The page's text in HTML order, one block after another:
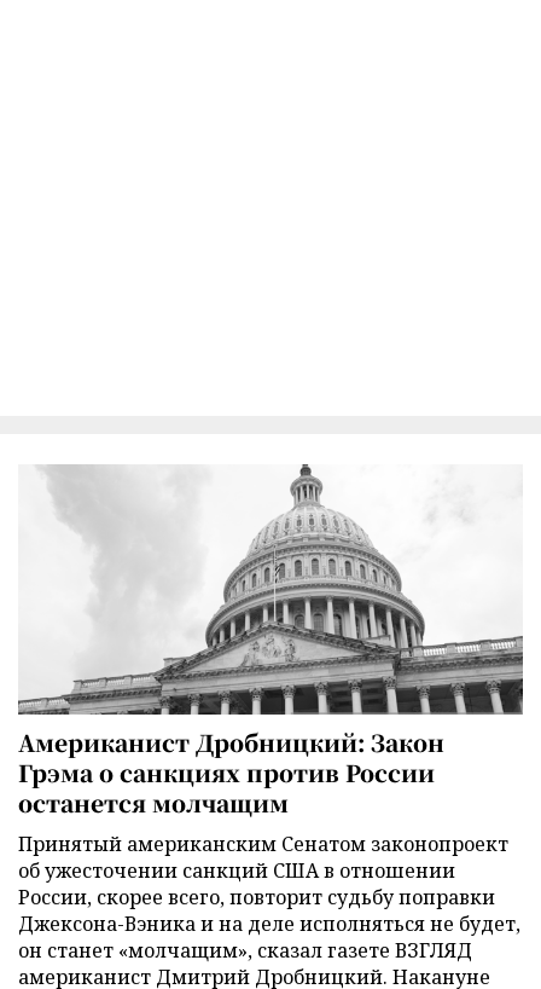
Американист Дробницкий: Закон
Грэма о санкциях против России
останется молчащим
Принятый американским Сенатом законопроект
об ужесточении санкций США в отношении
России, скорее всего, повторит судьбу поправки
Джексона-Вэника и на деле исполняться не будет,
он станет «молчащим», сказал газете ВЗГЛЯД
американист Дмитрий Дробницкий. Накануне